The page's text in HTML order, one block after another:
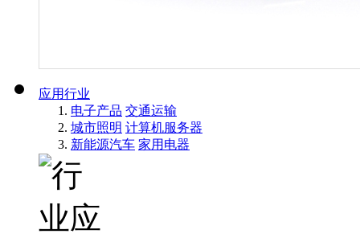
应用行业
电子产品 交通运输
城市照明 计算机服务器
新能源汽车 家用电器